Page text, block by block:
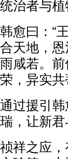
统治者与植
韩愈曰：“
合天地，
雨咸若。
荣，异实
通过援引
瑞，让新
祯祥之应